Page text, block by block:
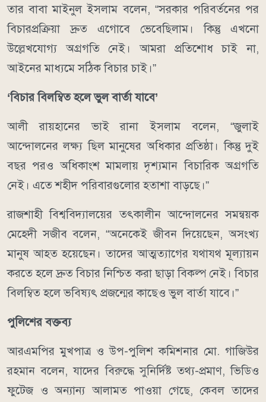
তার বাবা মাইনুল ইসলাম বলেন, “সরকার পরিবর্তনের পর
বিচারপ্রক্রিয়া দ্রুত এগোবে ভেবেছিলাম। কিন্তু এখনো
উল্লেখযোগ্য অগ্রগতি নেই। আমরা প্রতিশোধ চাই না,
আইনের মাধ্যমে সঠিক বিচার চাই।”
‘বিচার বিলম্বিত হলে ভুল বার্তা যাবে’
আলী রায়হানের ভাই রানা ইসলাম বলেন, “জুলাই
আন্দোলনের লক্ষ্য ছিল মানুষের অধিকার প্রতিষ্ঠা। কিন্তু দুই
বছর পরও অধিকাংশ মামলায় দৃশ্যমান বিচারিক অগ্রগতি
নেই। এতে শহীদ পরিবারগুলোর হতাশা বাড়ছে।”
রাজশাহী বিশ্ববিদ্যালয়ের তৎকালীন আন্দোলনের সমন্বয়ক
মেহেদী সজীব বলেন, “অনেকেই জীবন দিয়েছেন, অসংখ্য
মানুষ আহত হয়েছেন। তাদের আত্মত্যাগের যথাযথ মূল্যায়ন
করতে হলে দ্রুত বিচার নিশ্চিত করা ছাড়া বিকল্প নেই। বিচার
বিলম্বিত হলে ভবিষ্যৎ প্রজন্মের কাছেও ভুল বার্তা যাবে।”
পুলিশের বক্তব্য
আরএমপির মুখপাত্র ও উপ-পুলিশ কমিশনার মো. গাজিউর
রহমান বলেন, যাদের বিরুদ্ধে সুনির্দিষ্ট তথ্য-প্রমাণ, ভিডিও
ফুটেজ ও অন্যান্য আলামত পাওয়া গেছে, কেবল তাদের